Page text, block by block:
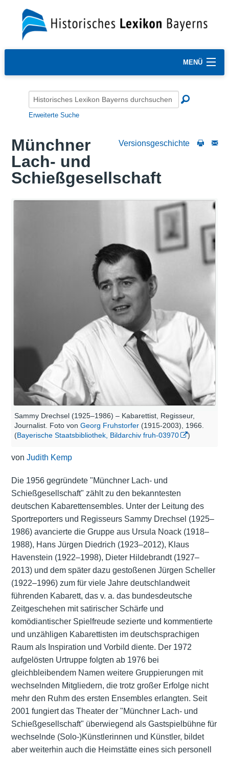
MENÜ
Erweiterte Suche
Versionsgeschichte
Münchner
Lach- und
Schießgesellschaft
Sammy Drechsel (1925–1986) – Kabarettist, Regisseur,
Journalist. Foto von Georg Fruhstorfer (1915-2003), 1966.
(Bayerische Staatsbibliothek, Bildarchiv fruh-03970 )
von Judith Kemp
Die 1956 gegründete "Münchner Lach- und
Schießgesellschaft" zählt zu den bekanntesten
deutschen Kabarettensembles. Unter der Leitung des
Sportreporters und Regisseurs Sammy Drechsel (1925–
1986) avancierte die Gruppe aus Ursula Noack (1918–
1988), Hans Jürgen Diedrich (1923–2012), Klaus
Havenstein (1922–1998), Dieter Hildebrandt (1927–
2013) und dem später dazu gestoßenen Jürgen Scheller
(1922–1996) zum für viele Jahre deutschlandweit
führenden Kabarett, das v. a. das bundesdeutsche
Zeitgeschehen mit satirischer Schärfe und
komödiantischer Spielfreude sezierte und kommentierte
und unzähligen Kabarettisten im deutschsprachigen
Raum als Inspiration und Vorbild diente. Der 1972
aufgelösten Urtruppe folgten ab 1976 bei
gleichbleibendem Namen weitere Gruppierungen mit
wechselnden Mitgliedern, die trotz großer Erfolge nicht
mehr den Ruhm des ersten Ensembles erlangten. Seit
2001 fungiert das Theater der "Münchner Lach- und
Schießgesellschaft" überwiegend als Gastspielbühne für
wechselnde (Solo-)Künstlerinnen und Künstler, bildet
aber weiterhin auch die Heimstätte eines sich personell